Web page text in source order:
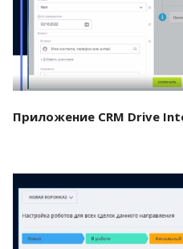
Приложение CRM Drive